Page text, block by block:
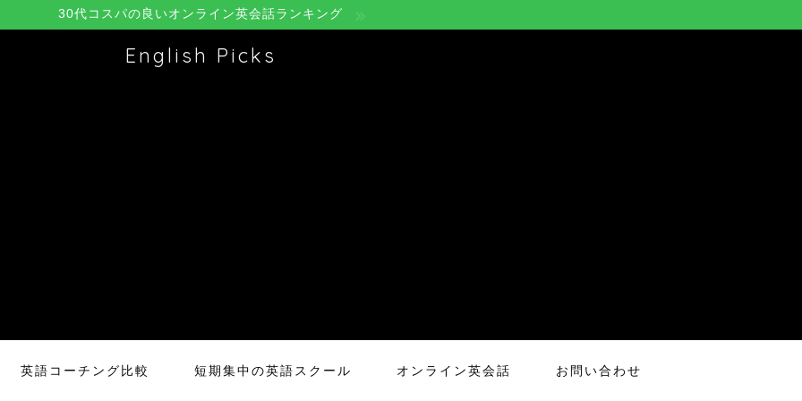
30代コスパの良いオンライン英会話ランキング
English Picks
英語コーチング比較 短期集中の英語スクール オンライン英会話 お問い合わせ